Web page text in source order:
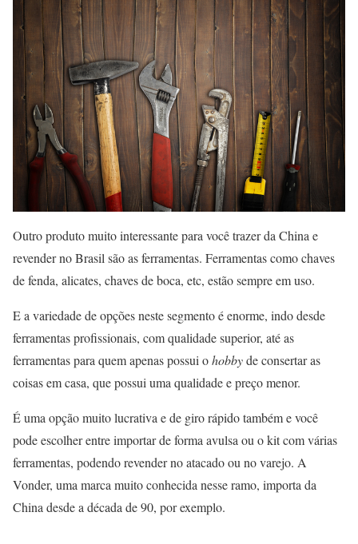
Outro produto muito interessante para você trazer da China e
revender no Brasil são as ferramentas. Ferramentas como chaves
de fenda, alicates, chaves de boca, etc, estão sempre em uso.
E a variedade de opções neste segmento é enorme, indo desde
ferramentas profissionais, com qualidade superior, até as
ferramentas para quem apenas possui ohobbyde consertar as
coisas em casa, que possui uma qualidade e preço menor.
É uma opção muito lucrativa e de giro rápido também e você
pode escolher entre importar de forma avulsa ou o kit com várias
ferramentas, podendo revender no atacado ou no varejo. A
Vonder, uma marca muito conhecida nesse ramo, importa da
China desde a década de 90, por exemplo.